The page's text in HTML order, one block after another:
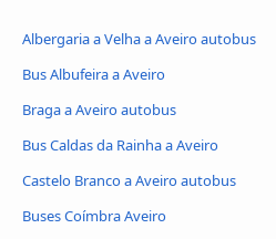
Albergaria a Velha a Aveiro autobus
Bus Albufeira a Aveiro
Braga a Aveiro autobus
Bus Caldas da Rainha a Aveiro
Castelo Branco a Aveiro autobus
Buses Coímbra Aveiro